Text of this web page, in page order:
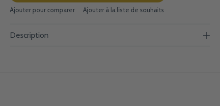
Ajouter pour comparer Ajouter à la liste de souhaits
Description